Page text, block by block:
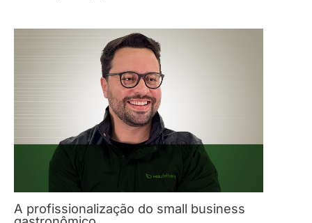
A profissionalização do small business